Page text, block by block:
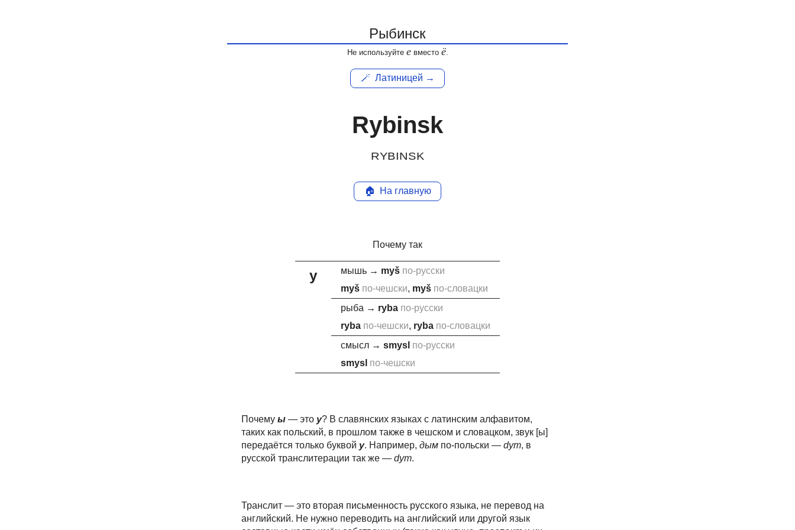
Не используйте евместо ё.
🪄 Латиницей →
Rybinsk
RYBINSK
🏠 На главную
Почему так
y мышь → myš по-русски
myš по-чешски, myš по-словацки
рыба → ryba по-русски
ryba по-чешски, ryba по-словацки
смысл → smysl по-русски
smysl по-чешски
Почему ы — это y? В славянских языках с латинским алфавитом,
таких как польский, в прошлом также в чешском и словацком, звук [ы]
передаётся только буквой y. Например, дым по-польски — dym, в
русской транслитерации так же — dym.
Транслит — это вторая письменность русского языка, не перевод на
английский. Не нужно переводить на английский или другой язык